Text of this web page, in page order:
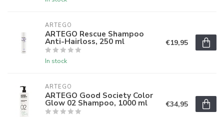
ARTEGO
ARTEGO Rescue Shampoo
Anti-Hairloss, 250 ml
In stock
€19,95
ARTEGO
ARTEGO Good Society Color
Glow 02 Shampoo, 1000 ml €34,95